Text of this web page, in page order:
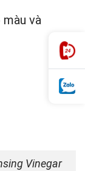
và
Vinegar